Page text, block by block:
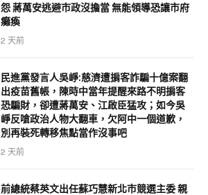
怨 蔣萬安逃避市政沒擔當 無能領導恐讓市府
癱瘓
2 天前
民進黨發言人吳崢:慈濟遭掮客詐騙十億案翻
出疫苗舊帳，陳時中當年提醒來路不明掮客
恐騙財，卻遭蔣萬安、江啟臣猛攻；如今吳
崢反嗆政治人物大翻車，欠阿中一個道歉，
別再裝死轉移焦點當作沒事吧
2 天前
前總統蔡英文出任蘇巧慧新北市競選主委 親